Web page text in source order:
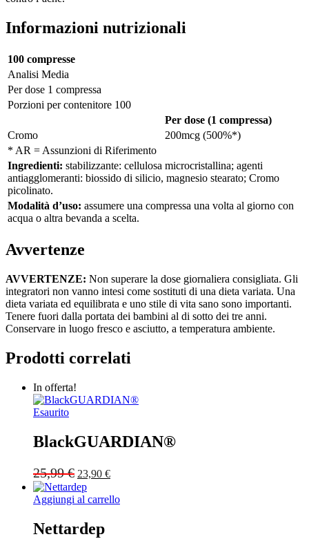
Informazioni nutrizionali
100 compresse
Analisi Media
Per dose 1 compressa
Porzioni per contenitore 100
Per dose (1 compressa)
Cromo
200mcg (500%*)
* AR = Assunzioni di Riferimento
Ingredienti: stabilizzante: cellulosa microcristallina; agenti
antiagglomeranti: biossido di silicio, magnesio stearato; Cromo
picolinato.
Modalità d’uso: assumere una compressa una volta al giorno con
acqua o altra bevanda a scelta.
Avvertenze
AVVERTENZE: Non superare la dose giornaliera consigliata. Gli
integratori non vanno intesi come sostituti di una dieta variata. Una
dieta variata ed equilibrata e uno stile di vita sano sono importanti.
Tenere fuori dalla portata dei bambini al di sotto dei tre anni.
Conservare in luogo fresco e asciutto, a temperatura ambiente.
Prodotti correlati
In offerta!
Esaurito
BlackGUARDIAN®
25,99€ Original
price
was:
25,99 €.
23,90 €Current
price
is:
23,90 €.
Aggiungi al carrello
Nettardep